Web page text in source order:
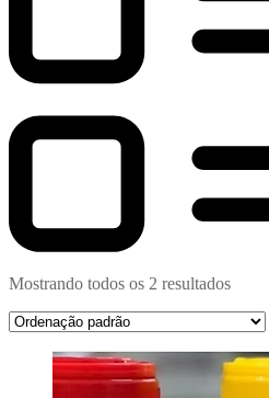
Mostrando todos os 2 resultados